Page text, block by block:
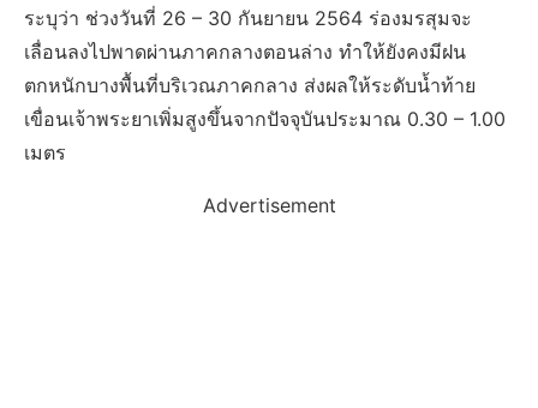
ระบุว่า ช่วงวันที่ 26 – 30 กันยายน 2564 ร่องมรสุมจะ
เลื่อนลงไปพาดผ่านภาคกลางตอนล่าง ทำให้ยังคงมีฝน
ตกหนักบางพื้นที่บริเวณภาคกลาง ส่งผลให้ระดับน้ำท้าย
เขื่อนเจ้าพระยาเพิ่มสูงขึ้นจากปัจจุบันประมาณ 0.30 – 1.00
เมตร
Advertisement